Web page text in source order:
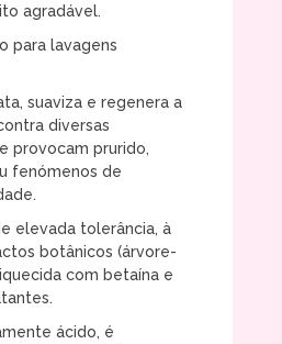
agradável.
para lavagens
suaviza e regenera a
diversas
provocam prurido,
fenómenos de
elevada tolerância, à
botânicos (árvore-
com betaína e
ácido, é